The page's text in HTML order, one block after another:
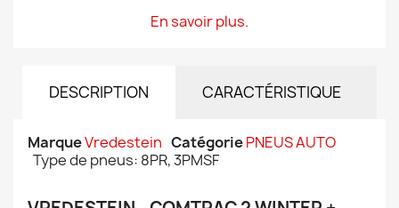
En savoir plus.
DESCRIPTION CARACTÉRISTIQUE
MarqueVredestein CatégoriePNEUS AUTO
Type de pneus: 8PR, 3PMSF